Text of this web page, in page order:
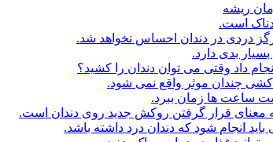
ریشه
است.
دردی در دندان احساس نخواهد شد.
بدی دارد.
داد وقتی می توان دندان را کشید؟
چندان موثر واقع نمی شود.
ساعت ها زمان ببرد.
معنای قرار گرفتن روکش جدید روی دندان است.
انجام شود که دندان درد داشته باشد.